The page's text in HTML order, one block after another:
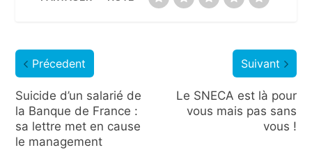
Précedent
Suicide d’un salarié de
la Banque de France :
sa lettre met en cause
le management
Suivant
Le SNECA est là pour
vous mais pas sans
vous !